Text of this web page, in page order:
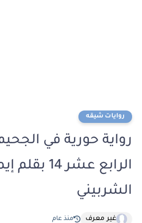
روايات شيقه
رواية حورية في
الرابع عشر 14
الشربيني
غير معرف منذ عام